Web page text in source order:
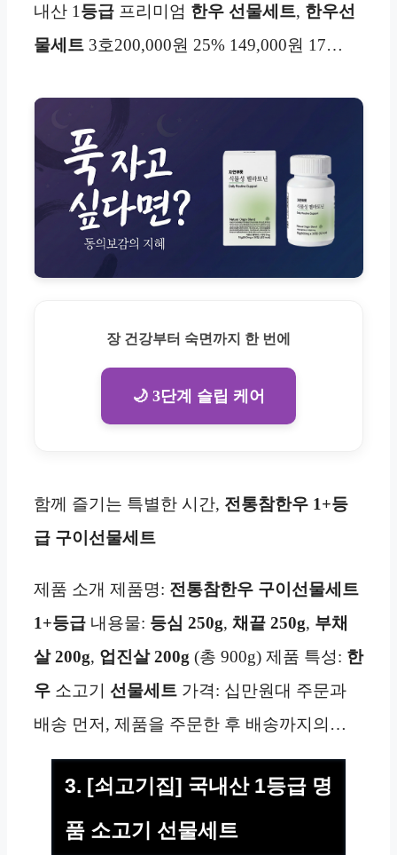
내산 1 등급 프리미엄 한우 선물세트, 한우선
물세트 3호200,000원 25% 149,000원 17…
장 건강부터 숙면까지 한 번에
🌙 3단계 슬립 케어
함께 즐기는 특별한 시간, 전통참한우 1+등
급 구이선물세트
제품 소개 제품명: 전통참한우 구이선물세트
1+등급 내용물: 등심 250g, 채끝 250g, 부채
살 200g, 업진살 200g (총 900g) 제품 특성: 한
우 소고기 선물세트 가격: 십만원대 주문과
배송 먼저, 제품을 주문한 후 배송까지의…
3. [쇠고기집] 국내산 1등급 명
품 소고기 선물세트